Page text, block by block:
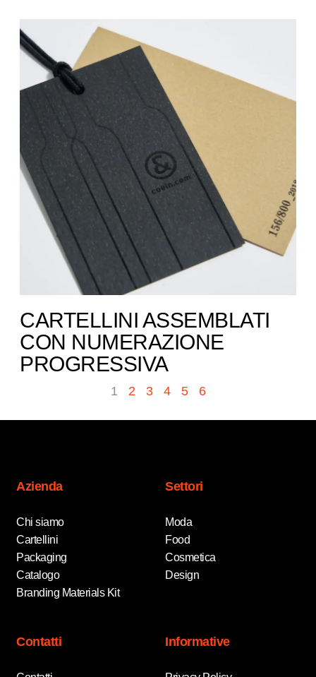
CARTELLINI ASSEMBLATI
CON NUMERAZIONE
PROGRESSIVA​
1 2 3 4 5 6
Azienda
Chi siamo
Cartellini
Packaging
Catalogo
Branding Materials Kit
Settori
Moda
Food
Cosmetica
Design
Contatti Informative